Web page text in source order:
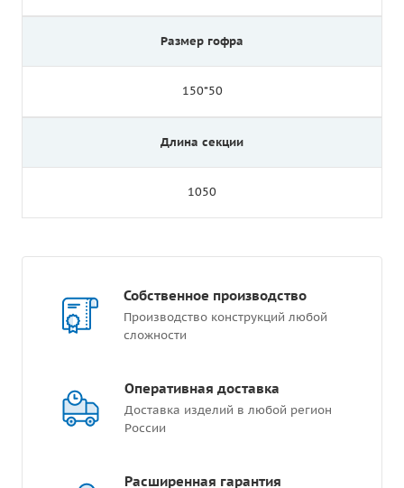
Размер гофра
150*50
Длина секции
1050
Собственное производство
Производство конструкций любой
сложности
Оперативная доставка
Доставка изделий в любой регион
России
Расширенная гарантия